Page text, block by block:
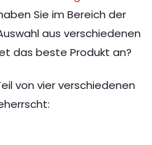
Sie im Bereich der
aus verschiedenen
das beste Produkt an?
von vier verschiedenen